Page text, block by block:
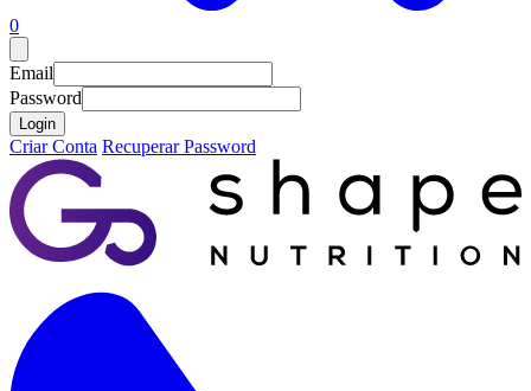
0
Email
Password
Login
Criar Conta Recuperar Password